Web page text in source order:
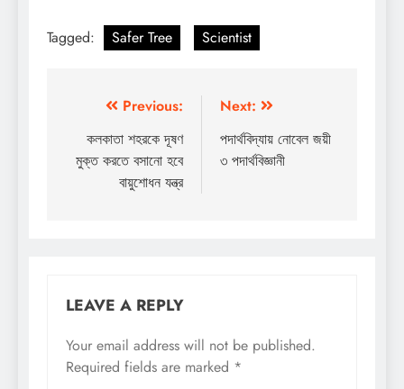
Tagged: Safer Tree Scientist
navigation
Previous:
কলকাতা শহরকে দূষণ
মুক্ত করতে বসানো হবে
বায়ুশোধন যন্ত্র
Next:
পদার্থবিদ্যায় নোবেল জয়ী
৩ পদার্থবিজ্ঞানী
LEAVE A REPLY
Your email address will not be published.
Required fields are marked *